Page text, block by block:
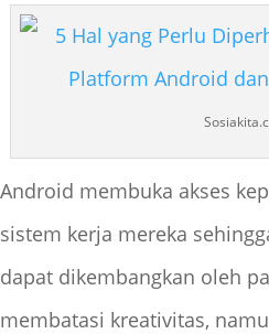
Android membuka akses
sistem kerja mereka
dapat dikembangkan oleh
membatasi kreativitas,